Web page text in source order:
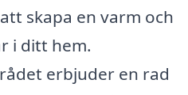
skapa en varm och
i ditt hem.
erbjuder en rad